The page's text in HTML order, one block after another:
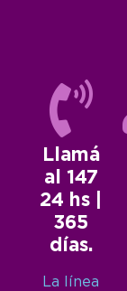
Llamá
al 147
24 hs |
365
días.
La línea